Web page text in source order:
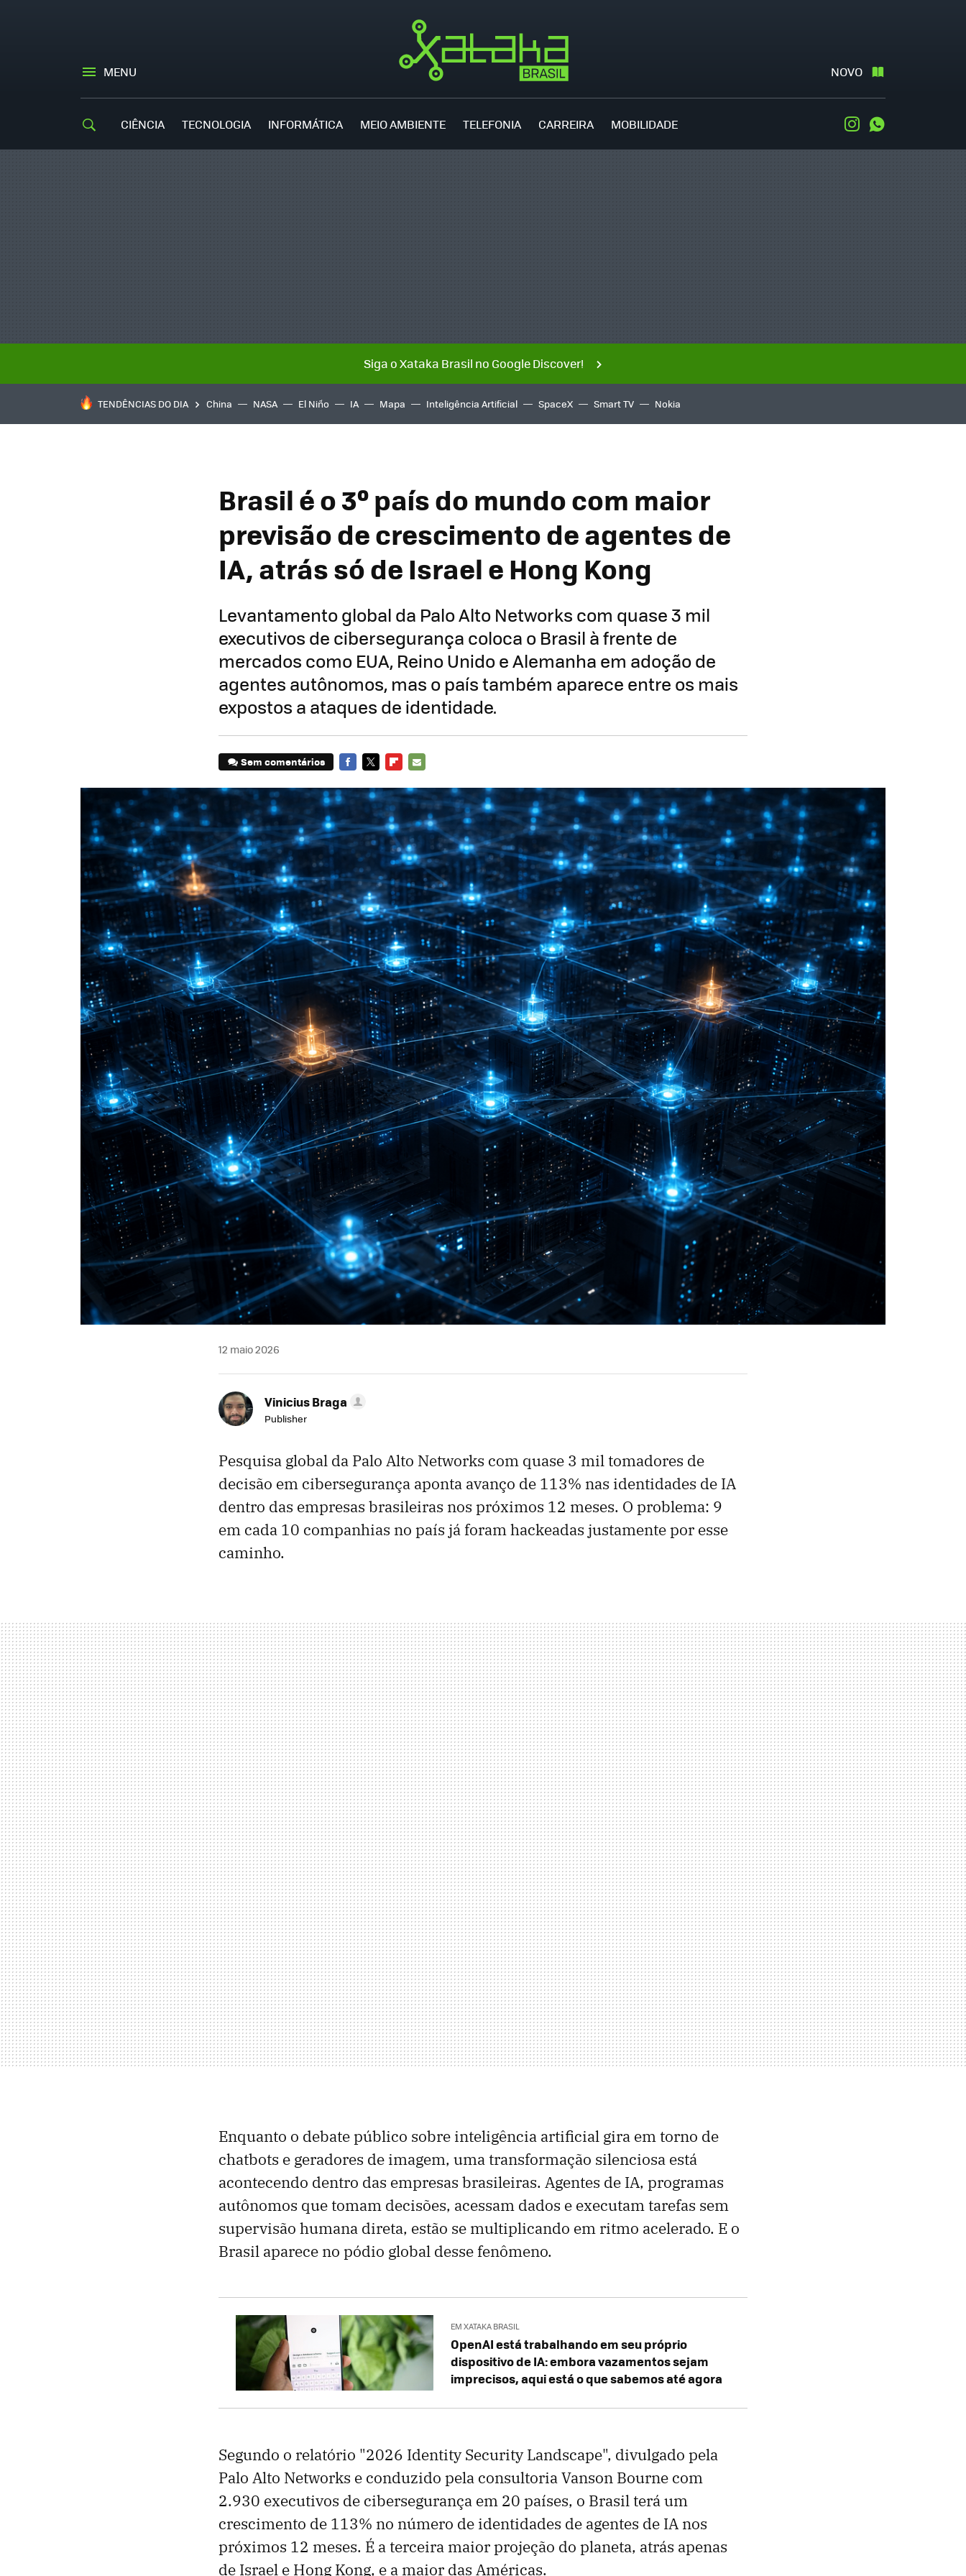
MENU NOVO
CIÊNCIA TECNOLOGIA INFORMÁTICA MEIO AMBIENTE TELEFONIA CARREIRA MOBILIDADE Instagram
Siga o Xataka Brasil no Google Discover!
TENDÊNCIAS DO DIA China NASA El Niño IA Mapa Inteligência Artificial SpaceX Smart TV Nokia
Brasil é o 3º país do mundo com maior
previsão de crescimento de agentes de
IA, atrás só de Israel e Hong Kong
Levantamento global da Palo Alto Networks com quase 3 mil
executivos de cibersegurança coloca o Brasil à frente de
mercados como EUA, Reino Unido e Alemanha em adoção de
agentes autônomos, mas o país também aparece entre os mais
expostos a ataques de identidade.
Sem comentários
MAIL
12 maio 2026
Vinicius Braga
Publisher
Pesquisa global da Palo Alto Networks com quase 3 mil tomadores de
decisão em cibersegurança aponta avanço de 113% nas identidades de IA
dentro das empresas brasileiras nos próximos 12 meses. O problema: 9
em cada 10 companhias no país já foram hackeadas justamente por esse
caminho.
Enquanto o debate público sobre inteligência artificial gira em torno de
chatbots e geradores de imagem, uma transformação silenciosa está
acontecendo dentro das empresas brasileiras. Agentes de IA, programas
autônomos que tomam decisões, acessam dados e executam tarefas sem
supervisão humana direta, estão se multiplicando em ritmo acelerado. E o
Brasil aparece no pódio global desse fenômeno.
EM XATAKA BRASIL
OpenAI está trabalhando em seu próprio
dispositivo de IA: embora vazamentos sejam
imprecisos, aqui está o que sabemos até agora
Segundo o relatório "2026 Identity Security Landscape", divulgado pela
Palo Alto Networks e conduzido pela consultoria Vanson Bourne com
2.930 executivos de cibersegurança em 20 países, o Brasil terá um
crescimento de 113% no número de identidades de agentes de IA nos
próximos 12 meses. É a terceira maior projeção do planeta, atrás apenas
de Israel e Hong Kong, e a maior das Américas.